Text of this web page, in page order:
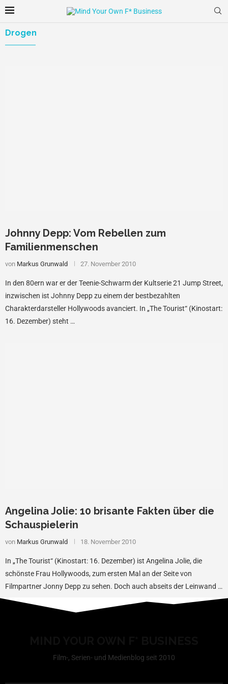
Drogen
Johnny Depp: Vom Rebellen zum
Familienmenschen
von Markus Grunwald 27. November 2010
In den 80ern war er der Teenie-Schwarm der Kultserie 21 Jump Street,
inzwischen ist Johnny Depp zu einem der bestbezahlten
Charakterdarsteller Hollywoods avanciert. In „The Tourist“ (Kinostart:
16. Dezember) steht …
Angelina Jolie: 10 brisante Fakten über die
Schauspielerin
von Markus Grunwald 18. November 2010
In „The Tourist“ (Kinostart: 16. Dezember) ist Angelina Jolie, die
schönste Frau Hollywoods, zum ersten Mal an der Seite von
Filmpartner Jonny Depp zu sehen. Doch auch abseits der Leinwand …
Film-, Serien- und Medienblog seit 2010